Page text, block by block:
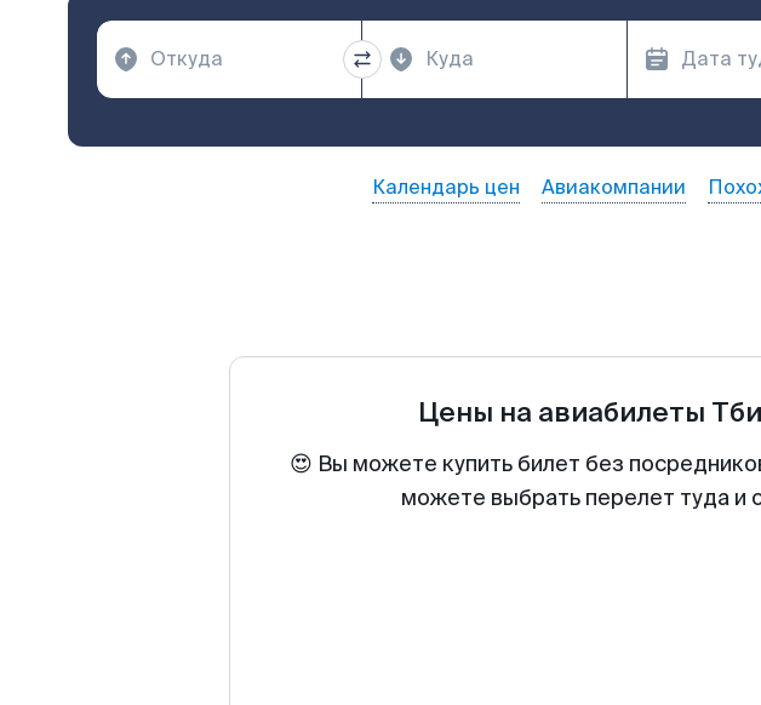
Календарь цен Авиакомпании
Цены на авиабилеты
😍 Вы можете купить билет без
можете выбрать перелет туда и